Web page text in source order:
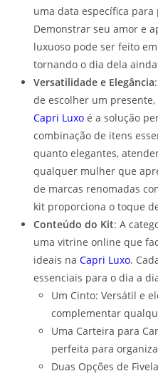
uma data específica
Demonstrar seu amor e
luxuoso pode ser feito
tornando o dia dela
Versatilidade e Elegância
de escolher um presente,
Capri Luxo é a solução
combinação de itens
quanto elegantes,
qualquer mulher que
de marcas renomadas
kit proporciona o toque
Conteúdo do Kit: A
uma vitrine online que
ideais naCapri Luxo.
essenciais para o dia a
Um Cinto: Versátil e
complementar
Uma Carteira para
perfeita para
Duas Opções de